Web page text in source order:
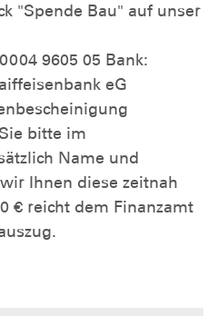
"Spende Bau" auf unser
9605 05 Bank:
eG
bitte im
Name und
Ihnen diese zeitnah
€ reicht dem Finanzamt